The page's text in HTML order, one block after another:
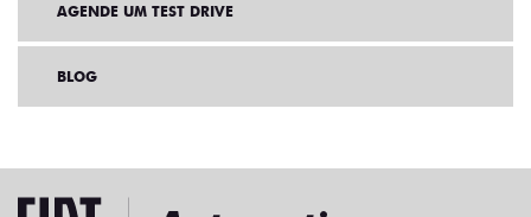
AGENDE UM TEST DRIVE
BLOG